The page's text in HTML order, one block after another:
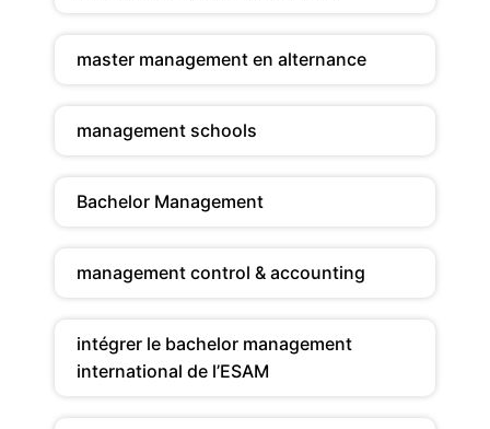
master management en alternance
management schools
Bachelor Management
management control & accounting
intégrer le bachelor management
international de l’ESAM